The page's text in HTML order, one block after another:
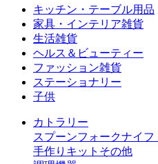
キッチン・テーブル用品
家具・インテリア雑貨
生活雑貨
ヘルス＆ビューティー
ファッション雑貨
ステーショナリー
子供
カトラリー
スプーンフォークナイフ
手作りキット その他